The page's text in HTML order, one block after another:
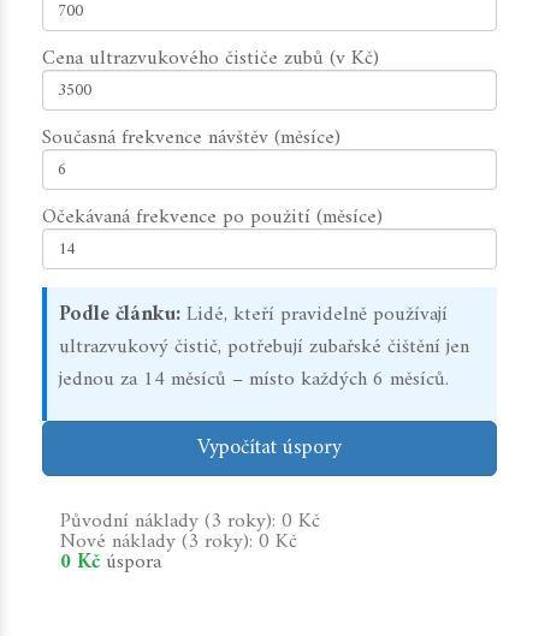
Cena ultrazvukového čističe zubů (v Kč)
Současná frekvence návštěv (měsíce)
Očekávaná frekvence po použití (měsíce)
Podle článku:Lidé, kteří pravidelně používají
ultrazvukový čistič, potřebují zubařské čištění jen
jednou za 14 měsíců – místo každých 6 měsíců.
Vypočítat úspory
Původní náklady (3 roky): 0 Kč
Nové náklady (3 roky):0 Kč
0 Kč úspora